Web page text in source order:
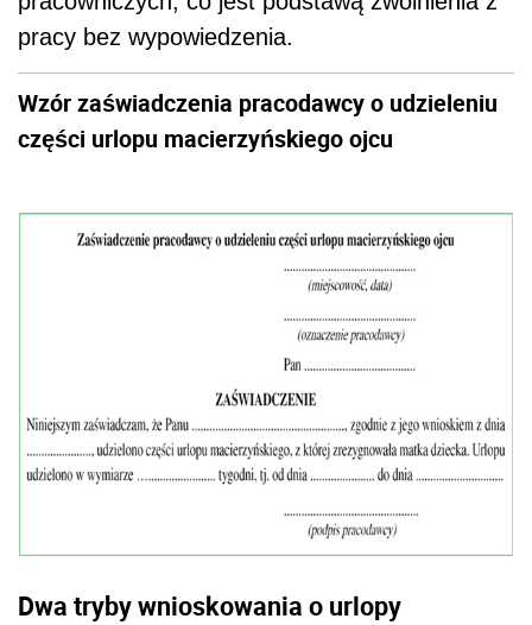
pracy bez wypowiedzenia.
Wzór zaświadczenia pracodawcy o udzieleniu
części urlopu macierzyńskiego ojcu
Dwa tryby wnioskowania o urlopy